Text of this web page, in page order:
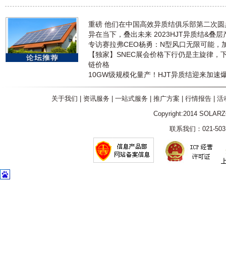
重磅 他们在中国高效异质结俱乐部第二次
异在当下，叠出未来 2023HJT异质结&叠层
专访赛拉弗CEO杨勇：N型风口无限可能，
【独家】SNEC展会价格下行仍是主旋律，
链价格
10GW级规模化量产！HJT异质结迎来加速
关于我们 资讯服务 一站式服务 推广方案 行情报告| 活
Copyright:2014
联系我们：021-